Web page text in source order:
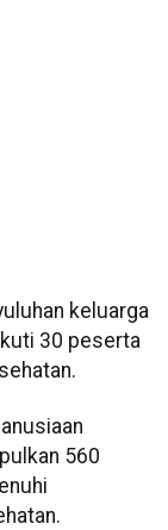
keluarga
30 peserta
560